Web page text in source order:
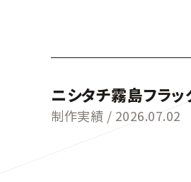
ニシタチ霧島フラ
制作実績 / 2026.07.02